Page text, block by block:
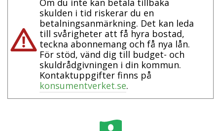
Om du inte kan betala tillbaka
skulden i tid riskerar du en
betalningsanmärkning. Det kan leda
till svårigheter att få hyra bostad,
teckna abonnemang och få nya lån.
För stöd, vänd dig till budget- och
skuldrådgivningen i din kommun.
Kontaktuppgifter finns på
konsumentverket.se.